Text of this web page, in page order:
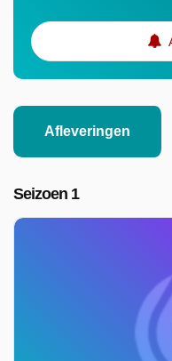
Afleveringen
Seizoen 1